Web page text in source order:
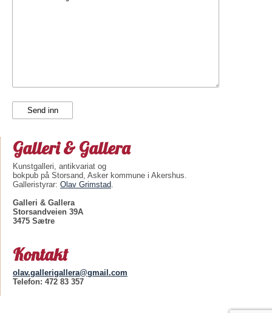
Galleri & Gallera
Kunstgalleri, antikvariat og
bokpub på Storsand, Asker kommune i Akershus.
Galleristyrar: Olav Grimstad.
Galleri & Gallera
Storsandveien 39A
3475 Sætre
Kontakt
olav.gallerigallera@gmail.com
Telefon: 472 83 357